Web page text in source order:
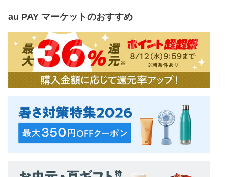
au PAY マーケットのおすすめ